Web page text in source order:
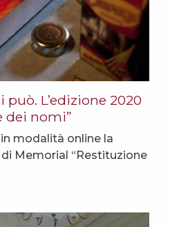
L’edizione 2020
dei nomi”
modalità online la
Memorial “Restituzione